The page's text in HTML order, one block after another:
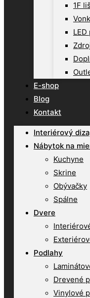
1F
LED
E-shop
Blog
Kontakt
Interiérový
Nábytok na
Kuchyne
Skrine
Obývačky
Spálne
Dvere
Podlahy
Drevené
Vinylové